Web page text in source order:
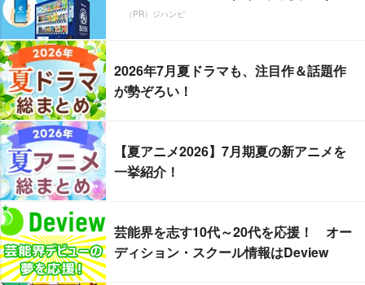
（PR）ジハンピ
2026年7月夏ドラマも、注目作＆話題作
が勢ぞろい！
【夏アニメ2026】7月期夏の新アニメを
一挙紹介！
芸能界を志す10代～20代を応援！ オー
ディション・スクール情報はDeview